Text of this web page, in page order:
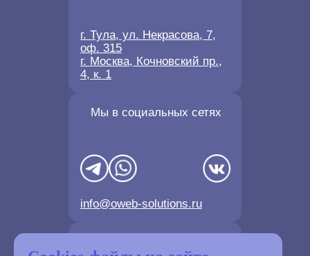
Мы в социальных сетях
info@oweb-solutions.ru
г. Тула, ул. Некрасова, 7,
оф. 315
г. Москва, Кочновский пр.,
4, к. 1